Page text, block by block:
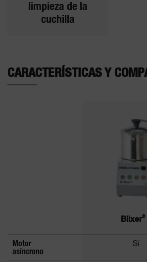
limpieza de la
cuchilla
CARACTERÍSTICAS Y
Blixer®
Motor
asíncrono
Sí